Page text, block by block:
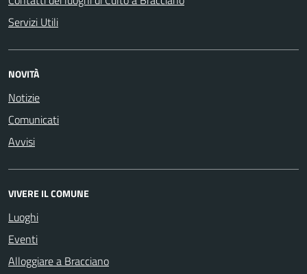
Servizi Utili
NOVITÀ
Notizie
Comunicati
Avvisi
VIVERE IL COMUNE
Luoghi
Eventi
Alloggiare a Bracciano